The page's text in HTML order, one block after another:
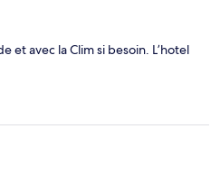
et avec la Clim si besoin. L’hotel